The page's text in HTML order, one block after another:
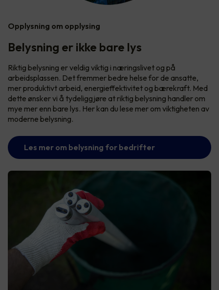
Opplysning om opplysing
Belysning er ikke bare lys
Riktig belysning er veldig viktig i næringslivet og på
arbeidsplassen. Det fremmer bedre helse for de ansatte,
mer produktivt arbeid, energieffektivitet og bærekraft. Med
dette ønsker vi å tydeliggjøre at riktig belysning handler om
mye mer enn bare lys. Her kan du lese mer om viktigheten av
moderne belysning.
Les mer om belysning for bedrifter